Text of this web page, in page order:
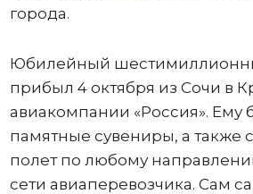
города.
Юбилейный
прибыл 4 октября из Сочи в
авиакомпании «Россия». Ему
памятные сувениры, а также
полет по любому
сети авиаперевозчика. Сам